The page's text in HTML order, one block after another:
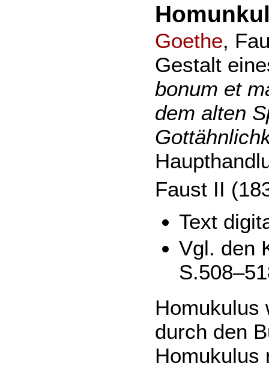
Goethe,
Gestalt
bonum et
dem alten
Faust II
Text
Vgl. den
Homukulus
durch den
Homukulus